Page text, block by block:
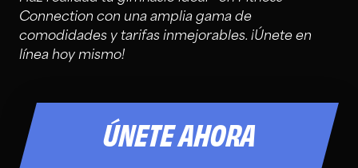
Connection con una amplia gama de
comodidades y tarifas inmejorables. ¡Únete en
línea hoy mismo!
ÚNETE AHORA